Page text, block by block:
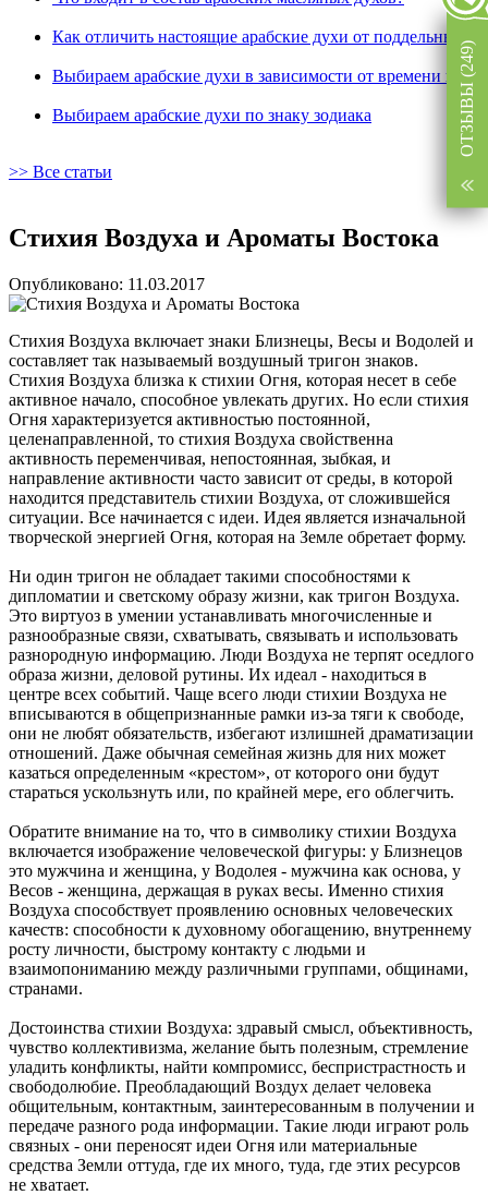
Как отличить настоящие арабские духи от поддельных
Выбираем арабские духи в зависимости от времени года
Выбираем арабские духи по знаку зодиака
>> Все статьи
Стихия Воздуха и Ароматы Востока
Опубликовано: 11.03.2017
Стихия Воздуха включает знаки Близнецы, Весы и Водолей и
составляет так называемый воздушный тригон знаков.
Стихия Воздуха близка к стихии Огня, которая несет в себе
активное начало, способное увлекать других. Но если стихия
Огня характеризуется активностью постоянной,
целенаправленной, то стихия Воздуха свойственна
активность переменчивая, непостоянная, зыбкая, и
направление активности часто зависит от среды, в которой
находится представитель стихии Воздуха, от сложившейся
ситуации. Все начинается с идеи. Идея является изначальной
творческой энергией Огня, которая на Земле обретает форму.
Ни один тригон не обладает такими способностями к
дипломатии и светскому образу жизни, как тригон Воздуха.
Это виртуоз в умении устанавливать многочисленные и
разнообразные связи, схватывать, связывать и использовать
разнородную информацию. Люди Воздуха не терпят оседлого
образа жизни, деловой рутины. Их идеал - находиться в
центре всех событий. Чаще всего люди стихии Воздуха не
вписываются в общепризнанные рамки из-за тяги к свободе,
они не любят обязательств, избегают излишней драматизации
отношений. Даже обычная семейная жизнь для них может
казаться определенным «крестом», от которого они будут
стараться ускользнуть или, по крайней мере, его облегчить.
Обратите внимание на то, что в символику стихии Воздуха
включается изображение человеческой фигуры: у Близнецов
это мужчина и женщина, у Водолея - мужчина как основа, у
Весов - женщина, держащая в руках весы. Именно стихия
Воздуха способствует проявлению основных человеческих
качеств: способности к духовному обогащению, внутреннему
росту личности, быстрому контакту с людьми и
взаимопониманию между различными группами, общинами,
странами.
Достоинства стихии Воздуха: здравый смысл, объективность,
чувство коллективизма, желание быть полезным, стремление
уладить конфликты, найти компромисс, беспристрастность и
свободолюбие. Преобладающий Воздух делает человека
общительным, контактным, заинтересованным в получении и
передаче разного рода информации. Такие люди играют роль
связных - они переносят идеи Огня или материальные
средства Земли оттуда, где их много, туда, где этих ресурсов
не хватает.
ОТЗЫВЫ (249)